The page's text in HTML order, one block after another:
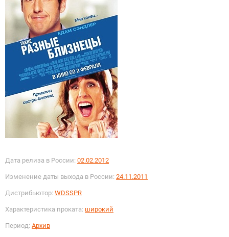
Дата релиза в России: 02.02.2012
Изменение даты выхода в России: 24.11.2011
Дистрибьютор: WDSSPR
Характеристика проката: широкий
Период: Архив